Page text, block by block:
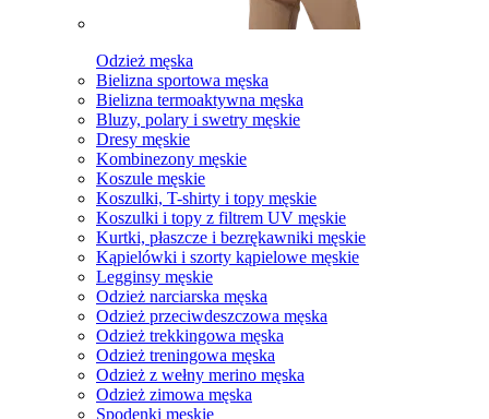
Odzież męska
Bielizna sportowa męska
Bielizna termoaktywna męska
Bluzy, polary i swetry męskie
Dresy męskie
Kombinezony męskie
Koszule męskie
Koszulki, T-shirty i topy męskie
Koszulki i topy z filtrem UV męskie
Kurtki, płaszcze i bezrękawniki męskie
Kąpielówki i szorty kąpielowe męskie
Legginsy męskie
Odzież narciarska męska
Odzież przeciwdeszczowa męska
Odzież trekkingowa męska
Odzież treningowa męska
Odzież z wełny merino męska
Odzież zimowa męska
Spodenki męskie